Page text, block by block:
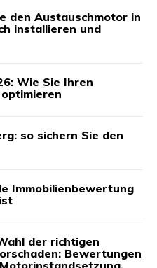
den Austauschmotor in
installieren und
Wie Sie Ihren
so sichern Sie den
Immobilienbewertung
der richtigen
Bewertungen